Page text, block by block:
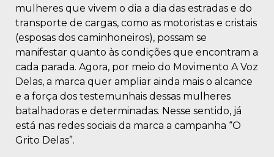
mulheres que vivem o dia a dia das estradas e do
transporte de cargas, como as motoristas e cristais
(esposas dos caminhoneiros), possam se
manifestar quanto às condições que encontram a
cada parada. Agora, por meio do Movimento A Voz
Delas, a marca quer ampliar ainda mais o alcance
e a força dos testemunhais dessas mulheres
batalhadoras e determinadas. Nesse sentido, já
está nas redes sociais da marca a campanha “O
Grito Delas”.